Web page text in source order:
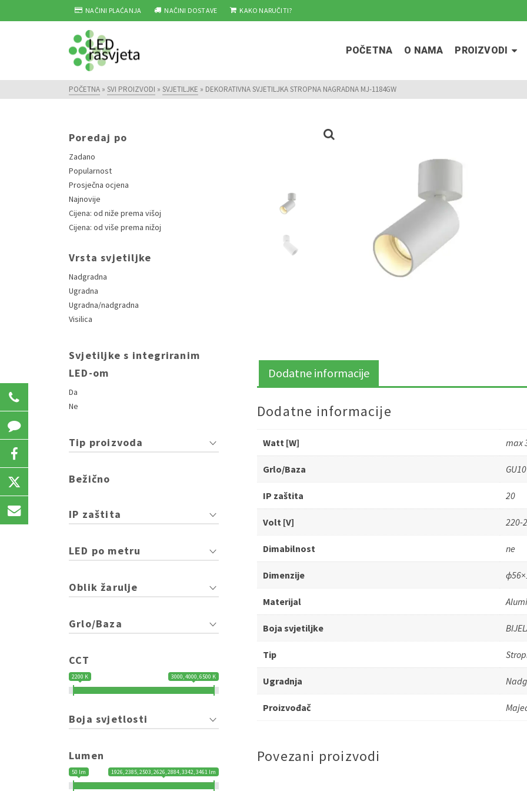
NAČINI PLAĆANJA NAČINI DOSTAVE KAKO NARUČITI?
POČETNA O NAMA PROIZVODI
POČETNA » SVI PROIZVODI » SVJETILJKE » DEKORATIVNA SVJETILJKA STROPNA NAGRADNA MJ-1184GW
Dodatne informacije
Dodatne informacije
Watt [W] max
Grlo/Baza GU10
IP zaštita 20
Volt [V] 220-
Dimabilnost ne
Dimenzije
Materijal
Boja svjetiljke
Tip
Ugradnja
Proizvođač
Povezani proizvodi
Poredaj po
Zadano
Popularnost
Prosječna ocjena
Najnovije
Cijena: od niže prema višoj
Cijena: od više prema nižoj
Vrsta svjetiljke
Nadgradna
Ugradna
Ugradna/nadgradna
Visilica
Svjetiljke s integriranim
LED-om
Da
Ne
Tip proizvoda
Bežično
IP zaštita
LED po metru
Oblik žarulje
Grlo/Baza
CCT
2200 K 3000, 4000, 6500 K
Boja svjetlosti
Lumen
50 lm 1926, 2385, 2503, 2626, 2884, 3342, 3461 lm
031 207 723